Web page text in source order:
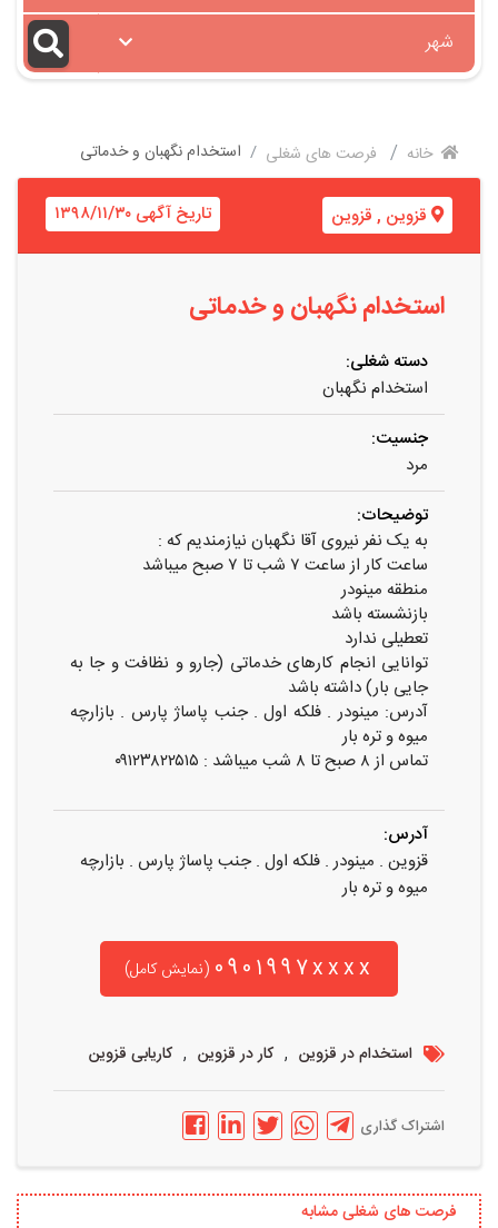
شهر
خانه فرصت های شغلی استخدام نگهبان و خدماتی
قزوین , قزوین تاریخ آگهی ۱۳۹۸/۱۱/۳۰
استخدام نگهبان و خدماتی
دسته شغلی:
استخدام نگهبان
جنسیت:
مرد
توضیحات:
به یک نفر نیروی آقا نگهبان نیازمندیم که :
ساعت کار از ساعت ۷ شب تا ۷ صبح میباشد
منطقه مینودر
بازنشسته باشد
تعطیلی ندارد
توانایی انجام کارهای خدماتی (جارو و نظافت و جا به
جایی بار) داشته باشد
آدرس: مینودر . فلکه اول . جنب پاساژ پارس . بازارچه
میوه و تره بار
تماس از ۸ صبح تا ۸ شب میباشد : ۰۹۱۲۳۸۲۲۵۱۵
آدرس:
قزوین . مینودر . فلکه اول . جنب پاساژ پارس . بازارچه
میوه و تره بار
0901997xxxx (نمایش کامل)
استخدام در قزوین , کار در قزوین , کاریابی قزوین
اشتراک گذاری
فرصت های شغلی مشابه